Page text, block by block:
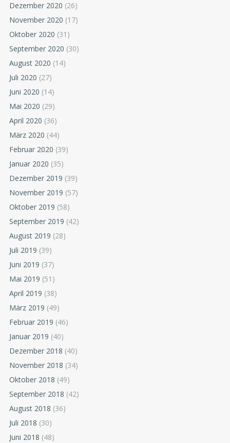
Dezember 2020 (26)
November 2020 (17)
Oktober 2020 (31)
September 2020 (30)
August 2020 (14)
Juli 2020 (27)
Juni 2020 (14)
Mai 2020 (29)
April 2020 (36)
März 2020 (44)
Februar 2020 (39)
Januar 2020 (35)
Dezember 2019 (39)
November 2019 (57)
Oktober 2019 (58)
September 2019 (42)
August 2019 (28)
Juli 2019 (39)
Juni 2019 (37)
Mai 2019 (51)
April 2019 (38)
März 2019 (49)
Februar 2019 (46)
Januar 2019 (40)
Dezember 2018 (40)
November 2018 (34)
Oktober 2018 (49)
September 2018 (42)
August 2018 (36)
Juli 2018 (30)
Juni 2018 (48)